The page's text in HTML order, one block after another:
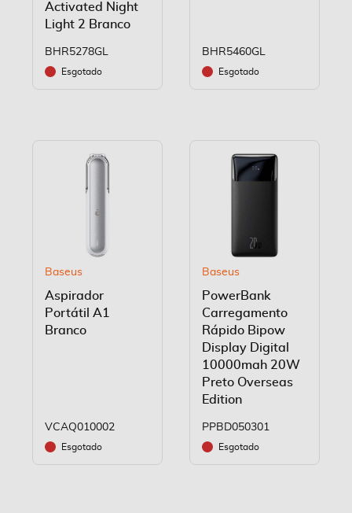
Activated Night
Light 2 Branco
BHR5278GL
Esgotado
BHR5460GL
Esgotado
Baseus
Aspirador
Portátil A1
Branco
VCAQ010002
Esgotado
Baseus
PowerBank
Carregamento
Rápido Bipow
Display Digital
10000mah 20W
Preto Overseas
Edition
PPBD050301
Esgotado